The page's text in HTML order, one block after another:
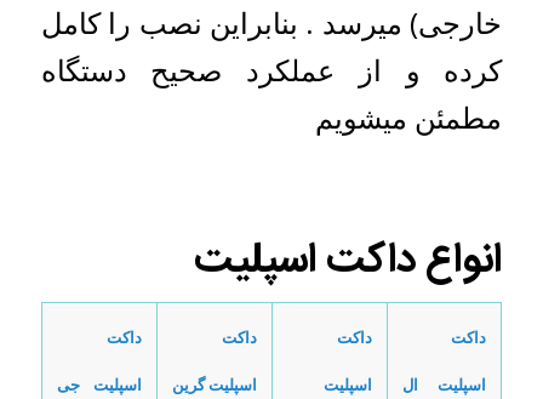
خارجی) میرسد . بنابراین نصب را کامل
کرده و از عملکرد صحیح دستگاه
مطمئن میشویم
انواع داکت اسپلیت
داکت
اسپلیت ال
داکت
اسپلیت
داکت
اسپلیت گرین
داکت
اسپلیت جی